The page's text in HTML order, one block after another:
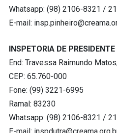
Whatsapp: (98) 2106-8321 /
E-mail:
INSPETORIA DE
End: Travessa Raimundo
CEP: 65.760-000
Fone: (99) 3221-6995
Ramal: 83230
Whatsapp: (98) 2106-8321 /